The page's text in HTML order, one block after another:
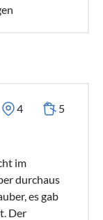
4 5
im
durchaus
es gab
Der